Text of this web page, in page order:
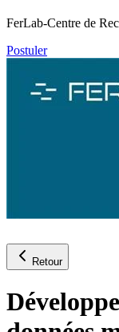
FerLab-Centre de
Postuler
Retour